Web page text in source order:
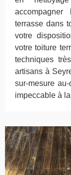
terrasse dans
votre
votre toiture
techniques
artisans à
sur-mesure
impeccable à